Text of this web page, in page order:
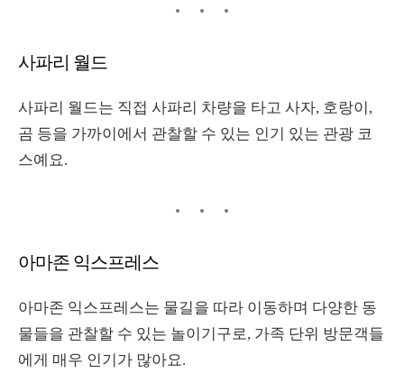
사파리 월드
사파리 월드는 직접 사파리 차량을 타고 사자, 호랑이 ,
곰 등을 가까이에서 관찰할 수 있는 인기 있는 관광 코
스예요.
아마존 익스프레스
아마존 익스프레스는 물길을 따라 이동하며 다양한 동
물들을 관찰할 수 있는 놀이기구로 , 가족 단위 방문객들
에게 매우 인기가 많아요.